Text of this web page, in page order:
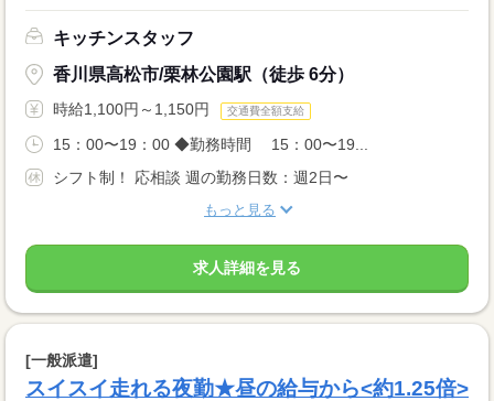
キッチンスタッフ
香川県高松市/栗林公園駅（徒歩 6分）
時給1,100円～1,150円 交通費全額支給
15：00〜19：00 ◆勤務時間 15：00〜19...
シフト制！ 応相談 週の勤務日数：週2日〜
もっと見る
求人詳細を見る
[一般派遣]
スイスイ走れる夜勤★昼の給与から<約1.25倍>